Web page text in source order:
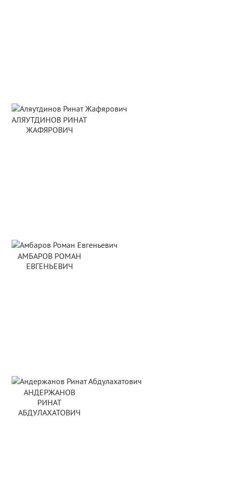
АЛЯУТДИНОВ РИНАТ
ЖАФЯРОВИЧ
АМБАРОВ РОМАН
ЕВГЕНЬЕВИЧ
АНДЕРЖАНОВ
РИНАТ
АБДУЛАХАТОВИЧ